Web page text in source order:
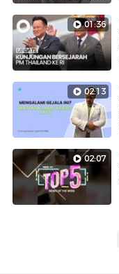
01:36
02:13
02:07